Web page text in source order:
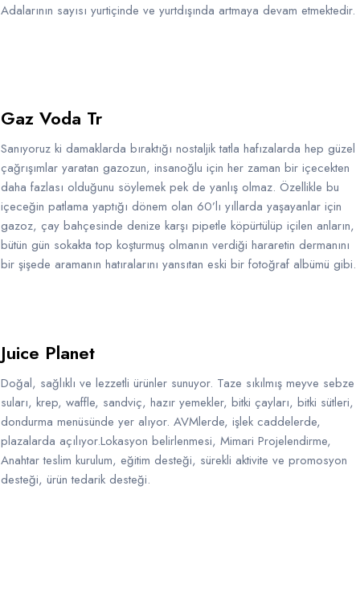
Adalarının sayısı yurtiçinde ve yurtdışında artmaya devam etmektedir.
Gaz Voda Tr
Sanıyoruz ki damaklarda bıraktığı nostaljik tatla hafızalarda hep güzel
çağrışımlar yaratan gazozun, insanoğlu için her zaman bir içecekten
daha fazlası olduğunu söylemek pek de yanlış olmaz. Özellikle bu
içeceğin patlama yaptığı dönem olan 60’lı yıllarda yaşayanlar için
gazoz, çay bahçesinde denize karşı pipetle köpürtülüp içilen anların,
bütün gün sokakta top koşturmuş olmanın verdiği hararetin dermanını
bir şişede aramanın hatıralarını yansıtan eski bir fotoğraf albümü gibi.
Juice Planet
Doğal, sağlıklı ve lezzetli ürünler sunuyor. Taze sıkılmış meyve sebze
suları, krep, waffle, sandviç, hazır yemekler, bitki çayları, bitki sütleri,
dondurma menüsünde yer alıyor. AVMlerde, işlek caddelerde,
plazalarda açılıyor.Lokasyon belirlenmesi, Mimari Projelendirme,
Anahtar teslim kurulum, eğitim desteği, sürekli aktivite ve promosyon
desteği, ürün tedarik desteği.